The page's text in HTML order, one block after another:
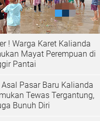
! Warga Karet Kalianda
Mayat Perempuan di
Pantai
Pasar Baru Kalianda
Tewas Tergantung,
Bunuh Diri